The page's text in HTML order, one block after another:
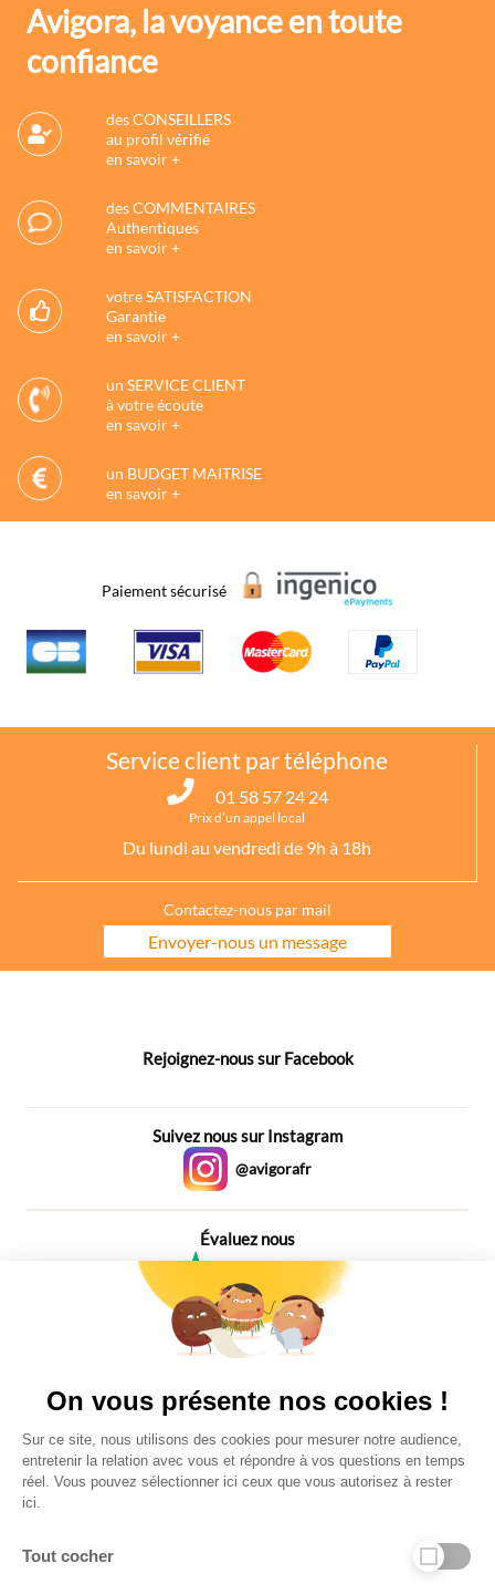
Avigora, la voyance en toute
confiance
des CONSEILLERS
au profil vérifié
en savoir +
des COMMENTAIRES
Authentiques
en savoir +
votre SATISFACTION
Garantie
en savoir +
un SERVICE CLIENT
à votre écoute
en savoir +
un BUDGET MAITRISE
en savoir +
Paiement sécurisé
Service client par téléphone
01 58 57 24 24
Prix d’un appel local
Du lundi au vendredi de 9h à 18h
Contactez-nous par mail
Envoyer-nous un message
Rejoignez-nous sur Facebook
Suivez nous sur Instagram
@avigorafr
Évaluez nous
Plus de 650 Avis
On vous présente nos cookies !
Sur ce site, nous utilisons des cookies pour mesurer notre audience,
entretenir la relation avec vous et répondre à vos questions en temps
réel. Vous pouvez sélectionner ici ceux que vous autorisez à rester
ici.
Tout cocher